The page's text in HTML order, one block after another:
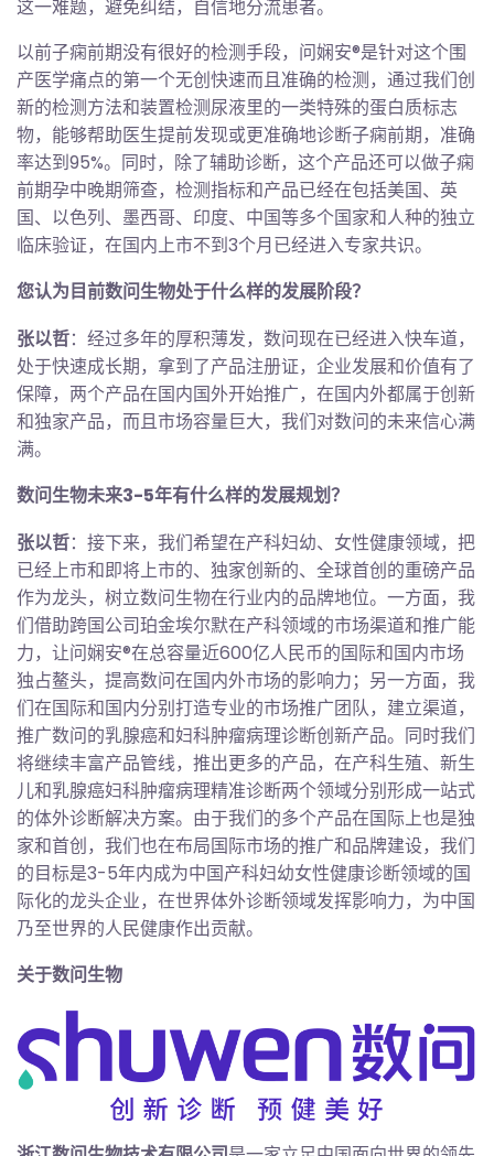
这一难题，避免纠结，自信地分流患者。
以前子痫前期没有很好的检测手段，问娴安®是针对这个围
产医学痛点的第一个无创快速而且准确的检测，通过我们创
新的检测方法和装置检测尿液里的一类特殊的蛋白质标志
物，能够帮助医生提前发现或更准确地诊断子痫前期，准确
率达到95%。同时，除了辅助诊断，这个产品还可以做子痫
前期孕中晚期筛查，检测指标和产品已经在包括美国、英
国、以色列、墨西哥、印度、中国等多个国家和人种的独立
临床验证，在国内上市不到3个月已经进入专家共识。
您认为目前数问生物处于什么样的发展阶段？
张以哲：经过多年的厚积薄发，数问现在已经进入快车道，
处于快速成长期，拿到了产品注册证，企业发展和价值有了
保障，两个产品在国内国外开始推广，在国内外都属于创新
和独家产品，而且市场容量巨大，我们对数问的未来信心满
满。
数问生物未来3-5年有什么样的发展规划？
张以哲：接下来，我们希望在产科妇幼、女性健康领域，把
已经上市和即将上市的、独家创新的、全球首创的重磅产品
作为龙头，树立数问生物在行业内的品牌地位。一方面，我
们借助跨国公司珀金埃尔默在产科领域的市场渠道和推广能
力，让问娴安®在总容量近600亿人民币的国际和国内市场
独占鳌头，提高数问在国内外市场的影响力；另一方面，我
们在国际和国内分别打造专业的市场推广团队，建立渠道，
推广数问的乳腺癌和妇科肿瘤病理诊断创新产品。同时我们
将继续丰富产品管线，推出更多的产品，在产科生殖、新生
儿和乳腺癌妇科肿瘤病理精准诊断两个领域分别形成一站式
的体外诊断解决方案。由于我们的多个产品在国际上也是独
家和首创，我们也在布局国际市场的推广和品牌建设，我们
的目标是3-5年内成为中国产科妇幼女性健康诊断领域的国
际化的龙头企业，在世界体外诊断领域发挥影响力，为中国
乃至世界的人民健康作出贡献。
关于数问生物